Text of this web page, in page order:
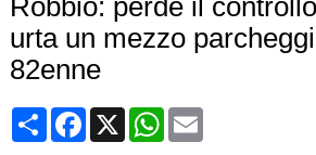
Robbio: perde il
urta un mezzo
82enne
CondividiFacebook
X WhatsApp
Email